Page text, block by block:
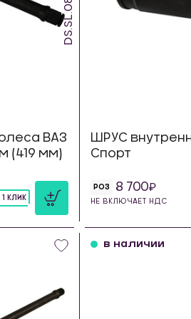
ВАЗ
(419 мм)
КЛИК
ШРУС
Спорт
РОЗ 8 700
НЕ ВКЛЮЧАЕТ НДС
в наличии